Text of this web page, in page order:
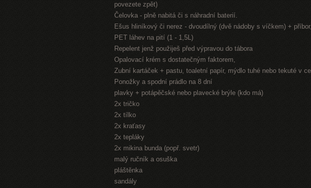
povezete zpět)
Čelovka - plně nabitá či s náhradní baterií.
Ešus hliníkový či nerez - dvoudílný (dvě nádoby s víčkem) +
PET láhev na pití (1 - 1,5L)
Repelent jenž použiješ před výpravou do tábora
Opalovací krém s dostatečným faktorem,
Zubní kartáček + pastu, toaletní papír, mýdlo tuhé nebo tekuté v
Ponožky a spodní prádlo na 8 dní
plavky + potápěčské nebo plavecké brýle (kdo má)
2x tričko
2x tílko
2x kraťasy
2x tepláky
2x mikina bunda (popř. svetr)
malý ručník a osuška
pláštěnka
sandály